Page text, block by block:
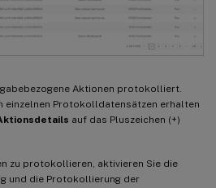
Aktionen protokolliert.
einzelnen Protokolldatensätzen erhalten
auf das Pluszeichen (+)
zu protokollieren, aktivieren Sie die
und die Protokollierung der